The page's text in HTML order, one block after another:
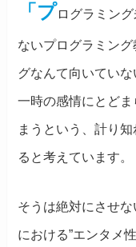
「プログラミン
ないプログラミン
グなんて向いてい
一時の感情にとど
まうという、計り
ると考えています。
そうは絶対にさせ
における”エンタメ